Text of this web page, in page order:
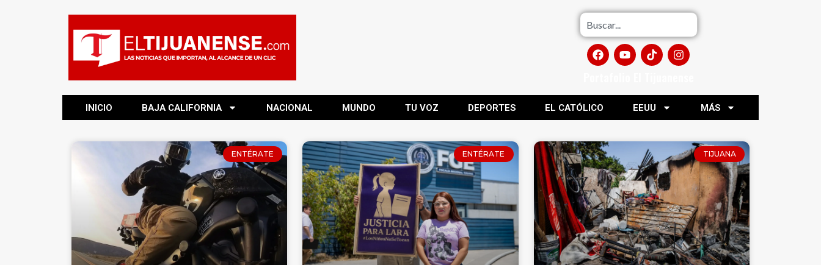
INICIO BAJA CALIFORNIA NACIONAL MUNDO TU VOZ DEPORTES EL CATÓLICO EEUU MÁS
ENTÉRATE ENTÉRATE TIJUANA